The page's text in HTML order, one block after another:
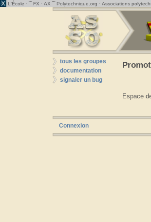
L'École · ˜˜ FX · AX ˜˜ Polytechnique.org · Associations
tous les groupes
documentation
signaler un bug
Espace
Connexion